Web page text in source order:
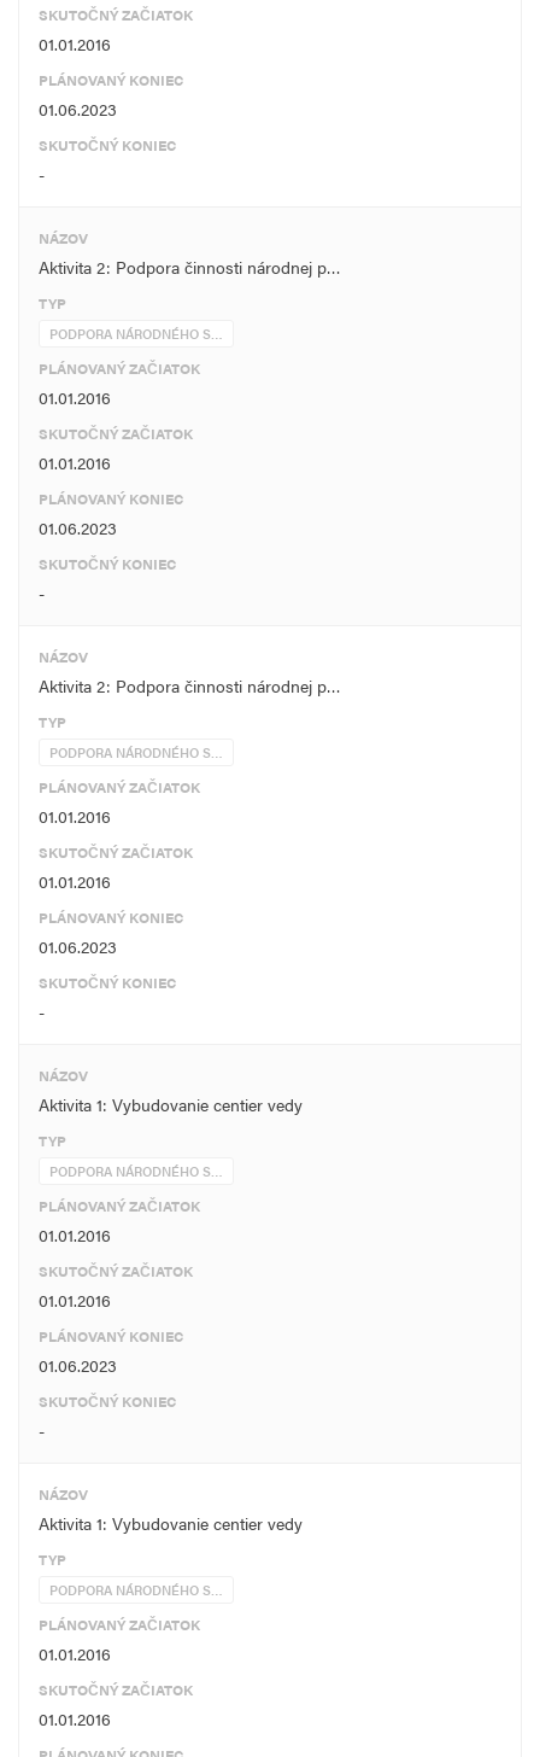
SKUTOČNÝ ZAČIATOK
01.01.2016
PLÁNOVANÝ KONIEC
01.06.2023
SKUTOČNÝ KONIEC
-
NÁZOV
Aktivita 2: Podpora činnosti národnej p…
TYP
PODPORA NÁRODNÉHO S…
PLÁNOVANÝ ZAČIATOK
01.01.2016
SKUTOČNÝ ZAČIATOK
01.01.2016
PLÁNOVANÝ KONIEC
01.06.2023
SKUTOČNÝ KONIEC
-
NÁZOV
Aktivita 2: Podpora činnosti národnej p…
TYP
PODPORA NÁRODNÉHO S…
PLÁNOVANÝ ZAČIATOK
01.01.2016
SKUTOČNÝ ZAČIATOK
01.01.2016
PLÁNOVANÝ KONIEC
01.06.2023
SKUTOČNÝ KONIEC
-
NÁZOV
Aktivita 1: Vybudovanie centier vedy
TYP
PODPORA NÁRODNÉHO S…
PLÁNOVANÝ ZAČIATOK
01.01.2016
SKUTOČNÝ ZAČIATOK
01.01.2016
PLÁNOVANÝ KONIEC
01.06.2023
SKUTOČNÝ KONIEC
-
NÁZOV
Aktivita 1: Vybudovanie centier vedy
TYP
PODPORA NÁRODNÉHO S…
PLÁNOVANÝ ZAČIATOK
01.01.2016
SKUTOČNÝ ZAČIATOK
01.01.2016